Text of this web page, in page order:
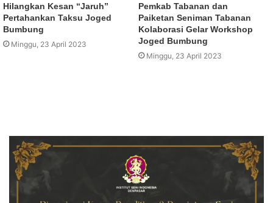
Hilangkan Kesan “Jaruh”
Pertahankan Taksu Joged
Bumbung
Minggu, 23 April 2023
Pemkab Tabanan dan
Paiketan Seniman Tabanan
Kolaborasi Gelar Workshop
Joged Bumbung
Minggu, 23 April 2023